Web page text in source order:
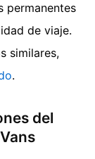
permanentes
de viaje.
similares,
.
del